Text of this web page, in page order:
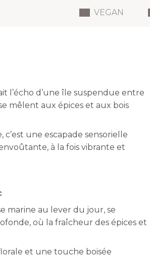
VEGAN
l’écho d’une île suspendue entre
mêlent aux épices et aux bois
une escapade sensorielle
à la fois vibrante et
marine au lever du jour, se
où la fraîcheur des épices et
et une touche boisée